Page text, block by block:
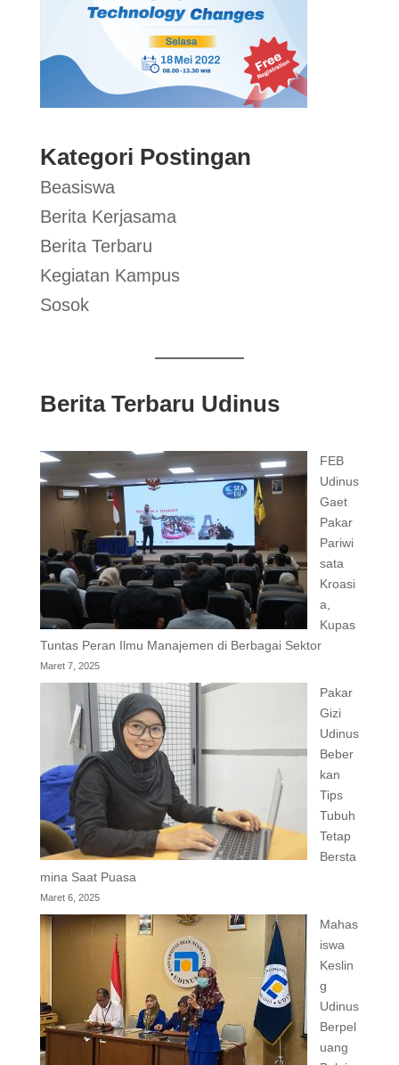
Kategori Postingan
Beasiswa
Berita Kerjasama
Berita Terbaru
Kegiatan Kampus
Sosok
Berita Terbaru Udinus
FEB
Udinus
Gaet
Pakar
Pariwi
sata
Kroasi
a,
Kupas
Tuntas Peran Ilmu Manajemen di Berbagai Sektor
Maret 7, 2025
Pakar
Gizi
Udinus
Beber
kan
Tips
Tubuh
Tetap
Bersta
mina Saat Puasa
Maret 6, 2025
Mahas
iswa
Keslin
g
Udinus
Berpel
uang